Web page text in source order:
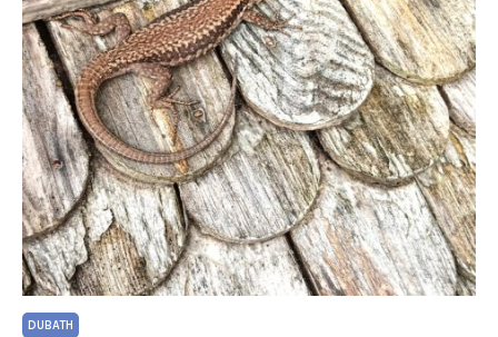
DUBATH